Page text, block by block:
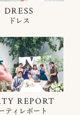
DRESS
ドレス
REPORT
ティレポート